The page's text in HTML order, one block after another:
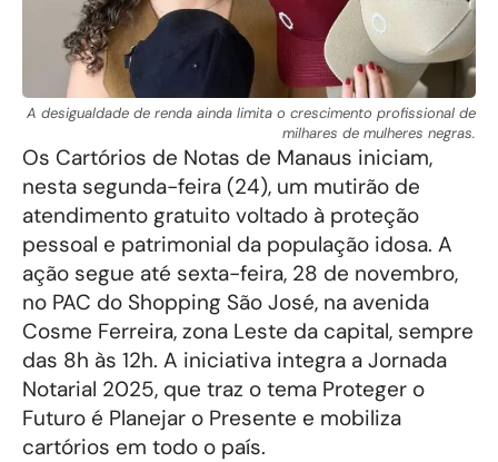
A desigualdade de renda ainda limita o crescimento profissional de
milhares de mulheres negras.
Os Cartórios de Notas de Manaus iniciam,
nesta segunda-feira (24), um mutirão de
atendimento gratuito voltado à proteção
pessoal e patrimonial da população idosa. A
ação segue até sexta-feira, 28 de novembro,
no PAC do Shopping São José, na avenida
Cosme Ferreira, zona Leste da capital, sempre
das 8h às 12h. A iniciativa integra a Jornada
Notarial 2025, que traz o tema Proteger o
Futuro é Planejar o Presente e mobiliza
cartórios em todo o país.